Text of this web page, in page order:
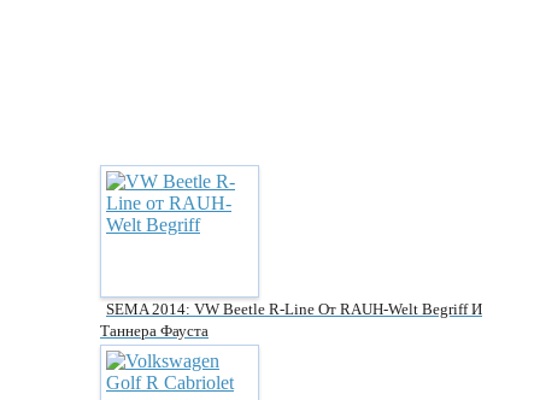
SEMA 2014: VW Beetle R-Line От RAUH-Welt Begriff И
Таннера Фауста